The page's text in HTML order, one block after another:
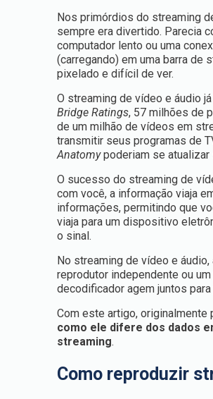
Nos primórdios do streaming
sempre era divertido. Parecia
computador lento ou uma
(carregando) em uma barra de
pixelado e difícil de ver.
O streaming de vídeo e áudio
Bridge Ratings, 57 milhões de
de um milhão de vídeos em
transmitir seus programas de
Anatomypoderiam se atualizar
O sucesso do streaming de
com você, a informação viaja
informações, permitindo que
viaja para um dispositivo
o sinal.
No streaming de vídeo e
reprodutor independente ou
decodificador agem juntos
Com este artigo,
como ele difere dos dados
streaming.
Como reproduzir